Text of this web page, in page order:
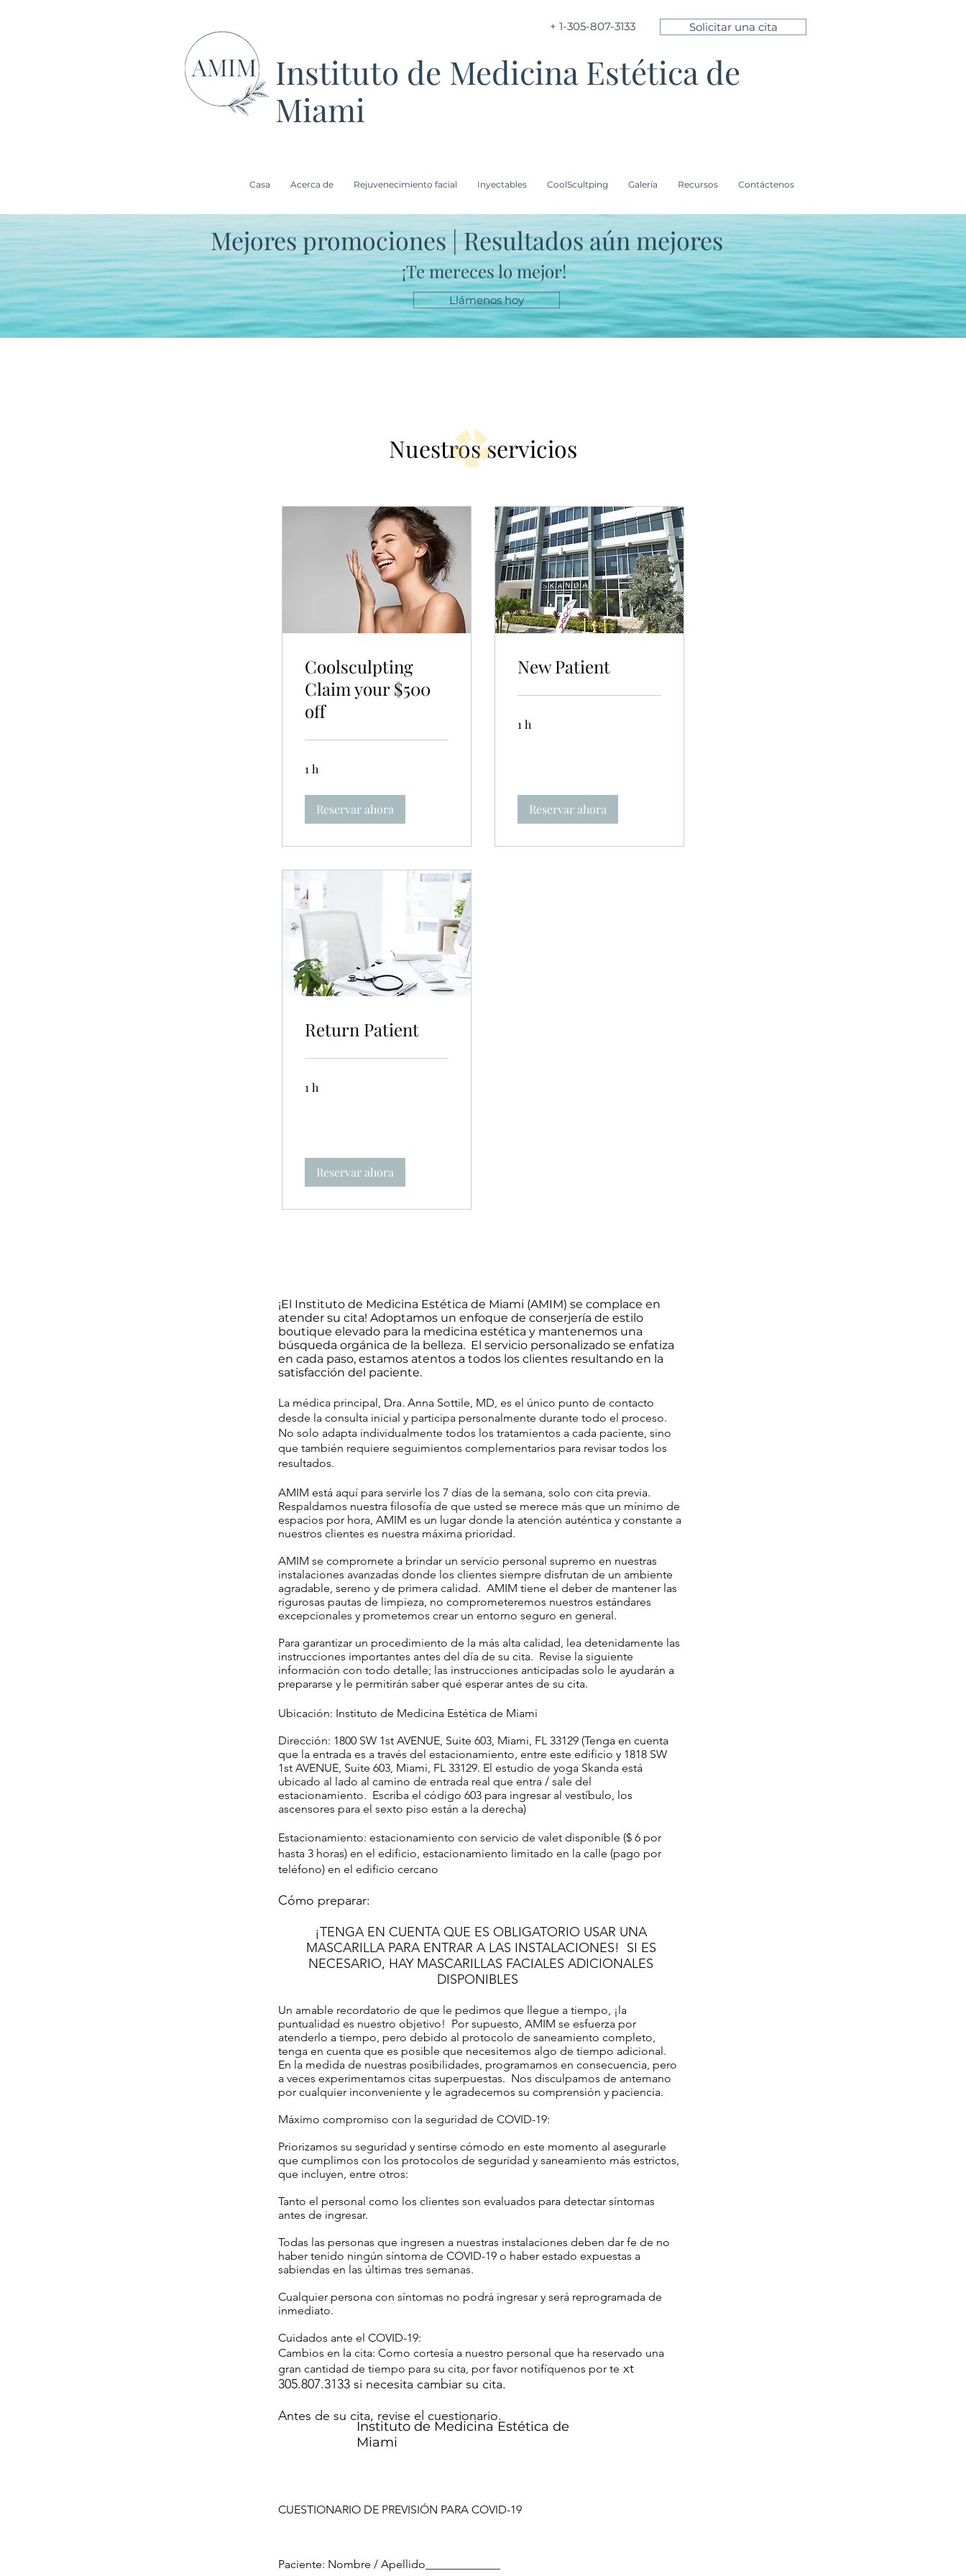
+ 1-305-807-3133 Solicitar una cita
Instituto de Medicina Estética de
Miami
Casa Acerca de Rejuvenecimiento facial Inyectables CoolScultping Galería Recursos Contáctenos
"La belleza es reflexiva, irradia tanto interior y
exterior"
Nuestros servicios
Coolsculpting
Claim your $500
off
1 h
Reservar ahora
New Patient
1 h
Reservar ahora
Return Patient
1 h
Reservar ahora
¡El Instituto de Medicina Estética de Miami (AMIM) se complace en
atender su cita! Adoptamos un enfoque de conserjería de estilo
boutique elevado para la medicina estética y mantenemos una
búsqueda orgánica de la belleza. El servicio personalizado se enfatiza
en cada paso, estamos atentos a todos los clientes resultando en la
satisfacción del paciente.
La médica principal, Dra. Anna Sottile, MD, es el único punto de contacto
desde la consulta inicial y participa personalmente durante todo el proceso.
No solo adapta individualmente todos los tratamientos a cada paciente, sino
que también requiere seguimientos complementarios para revisar todos los
resultados.
AMIM está aquí para servirle los 7 días de la semana, solo con cita previa.
Respaldamos nuestra filosofía de que usted se merece más que un mínimo de
espacios por hora, AMIM es un lugar donde la atención auténtica y constante a
nuestros clientes es nuestra máxima prioridad.
AMIM se compromete a brindar un servicio personal supremo en nuestras
instalaciones avanzadas donde los clientes siempre disfrutan de un ambiente
agradable, sereno y de primera calidad. AMIM tiene el deber de mantener las
rigurosas pautas de limpieza, no comprometeremos nuestros estándares
excepcionales y prometemos crear un entorno seguro en general.
Para garantizar un procedimiento de la más alta calidad, lea detenidamente las
instrucciones importantes antes del día de su cita. Revise la siguiente
información con todo detalle; las instrucciones anticipadas solo le ayudarán a
prepararse y le permitirán saber qué esperar antes de su cita.
Ubicación: Instituto de Medicina Estética de Miami
Dirección: 1800 SW 1st AVENUE, Suite 603, Miami, FL 33129 (Tenga en cuenta
que la entrada es a través del estacionamiento, entre este edificio y 1818 SW
1st AVENUE, Suite 603, Miami, FL 33129. El estudio de yoga Skanda está
ubicado al lado al camino de entrada real que entra / sale del
estacionamiento. Escriba el código 603 para ingresar al vestíbulo, los
ascensores para el sexto piso están a la derecha)
Estacionamiento: estacionamiento con servicio de valet disponible ($ 6 por
hasta 3 horas) en el edificio, estacionamiento limitado en la calle (pago por
teléfono) en el edificio cercano
Cómo preparar:
¡TENGA EN CUENTA QUE ES OBLIGATORIO USAR UNA
MASCARILLA PARA ENTRAR A LAS INSTALACIONES!
SI ES
NECESARIO, HAY MASCARILLAS FACIALES ADICIONALES
DISPONIBLES
Un amable recordatorio de que le pedimos que llegue a tiempo, ¡la
puntualidad es nuestro objetivo! Por supuesto, AMIM se esfuerza por
atenderlo a tiempo, pero debido al protocolo de saneamiento completo,
tenga en cuenta que es posible que necesitemos algo de tiempo adicional.
En la medida de nuestras posibilidades, programamos en consecuencia, pero
a veces experimentamos citas superpuestas. Nos disculpamos de antemano
por cualquier inconveniente y le agradecemos su comprensión y paciencia.
Máximo compromiso con la seguridad de COVID-19:
Priorizamos su seguridad y sentirse cómodo en este momento al asegurarle
que cumplimos con los protocolos de seguridad y saneamiento más estrictos,
que incluyen, entre otros:
Tanto el personal como los clientes son evaluados para detectar síntomas
antes de ingresar.
Todas las personas que ingresen a nuestras instalaciones deben dar fe de no
haber tenido ningún síntoma de COVID-19 o haber estado expuestas a
sabiendas en las últimas tres semanas.
Cualquier persona con síntomas no podrá ingresar y será reprogramada de
inmediato.
Cuidados ante el COVID-19:
Cambios en la cita: Como cortesía a nuestro personal que ha reservado una
gran cantidad de tiempo para su cita, por favor notifíquenos por te xt
305.807.3133 si necesita cambiar su cita.
Antes de su cita, revise el cuestionario.
CUESTIONARIO DE PREVISIÓN PARA COVID-19
Paciente: Nombre / Apellido_____________
Instituto de Medicina Estética de
Miami
Mejores promociones | Resultados aún mejores
¡Te mereces lo mejor!
Llámenos hoy